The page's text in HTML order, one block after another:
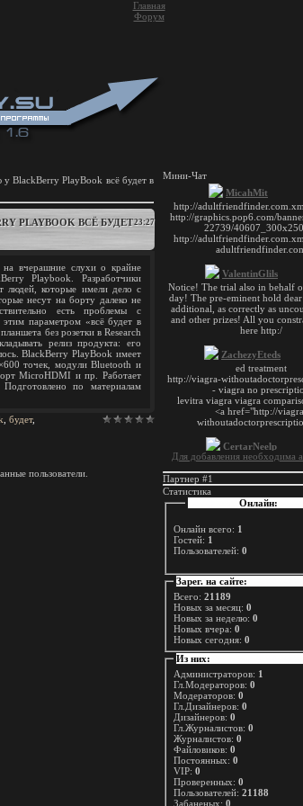
Главная
Форум
BlackBerry PlayBook всё будет в
23:27
PLAYBOOK ВСЁ БУДЕТ
на вчерашние слухи о крайне
Playbook. Разработчики
людей, которые имели дело с
несут на борту далеко не
есть проблемы с
параметром «всё будет в
без розетки в Research
релиз продукта: его
BlackBerry PlayBook имеет
точек, модули Bluetooth и
MicroHDMI и пр. Работает
по материалам
будет,
пользователи.
Мини-Чат
Для добавления необходима
Партнер #1
Статистика
Онлайн:
Онлайн всего: 1
Гостей: 1
Пользователей:0
Зарег. на сайте:
Всего:21189
Новых за месяц:0
Новых за неделю:0
Новых вчера:0
Новых сегодня:0
Из них:
Администраторов: 1
Гл.Модераторов:0
Модераторов:0
Гл.Дизайнеров:0
Дизайнеров:0
Гл.Журналистов:0
Журналистов:0
Файловиков:0
Постоянных:0
VIP:0
Проверенных:0
Пользователей:21188
Забаненых:0